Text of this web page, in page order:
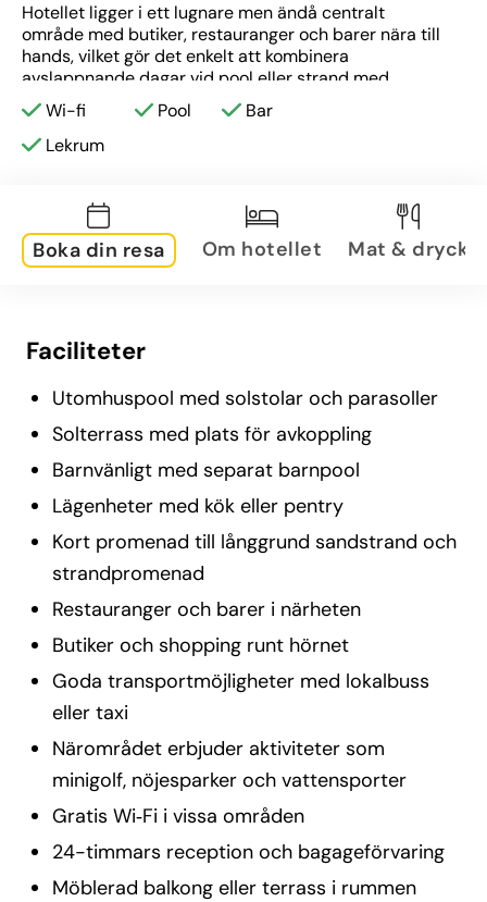
Hotellet ligger i ett lugnare men ändå centralt
område med butiker, restauranger och barer nära till
hands, vilket gör det enkelt att kombinera
avslappnande dagar vid pool eller strand med
kvällspromenader och lokala matupplevelser.
Wi-fi Pool
Bar
Lekrum
Boka din resa Om hotellet Mat & dryck
Faciliteter
Utomhuspool med solstolar och parasoller
Solterrass med plats för avkoppling
Barnvänligt med separat barnpool
Lägenheter med kök eller pentry
Kort promenad till långgrund sandstrand och
strandpromenad
Restauranger och barer i närheten
Butiker och shopping runt hörnet
Goda transportmöjligheter med lokalbuss
eller taxi
Närområdet erbjuder aktiviteter som
minigolf, nöjesparker och vattensporter
Gratis Wi‑Fi i vissa områden
24-timmars reception och bagageförvaring
Möblerad balkong eller terrass i rummen